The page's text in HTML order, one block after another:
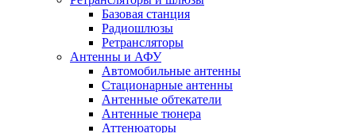
Базовая станция
Радиошлюзы
Ретрансляторы
Антенны и АФУ
Автомобильные антенны
Стационарные антенны
Антенные обтекатели
Антенные тюнера
Аттенюаторы